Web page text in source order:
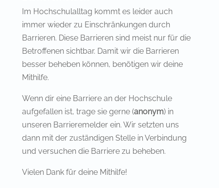
Im Hochschulalltag kommt es leider auch
immer wieder zu Einschränkungen durch
Barrieren. Diese Barrieren sind meist nur für die
Betroffenen sichtbar. Damit wir die Barrieren
besser beheben können, benötigen wir deine
Mithilfe.
Wenn dir eine Barriere an der Hochschule
aufgefallen ist, trage sie gerne (anonym) in
unseren Barrieremelder ein. Wir setzten uns
dann mit der zuständigen Stelle in Verbindung
und versuchen die Barriere zu beheben.
Vielen Dank für deine Mithilfe!